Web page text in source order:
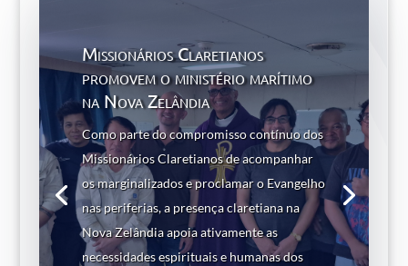
Missionários Claretianos
promovem o ministério marítimo
na Nova Zelândia
Como parte do compromisso contínuo dos
Missionários Claretianos de acompanhar
os marginalizados e proclamar o Evangelho
nas periferias, a presença claretiana na
Nova Zelândia apoia ativamente as
necessidades espirituais e humanas dos